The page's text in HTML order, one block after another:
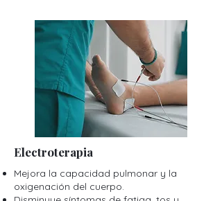
Electroterapia
Mejora la capacidad pulmonar y la
oxigenación del cuerpo.